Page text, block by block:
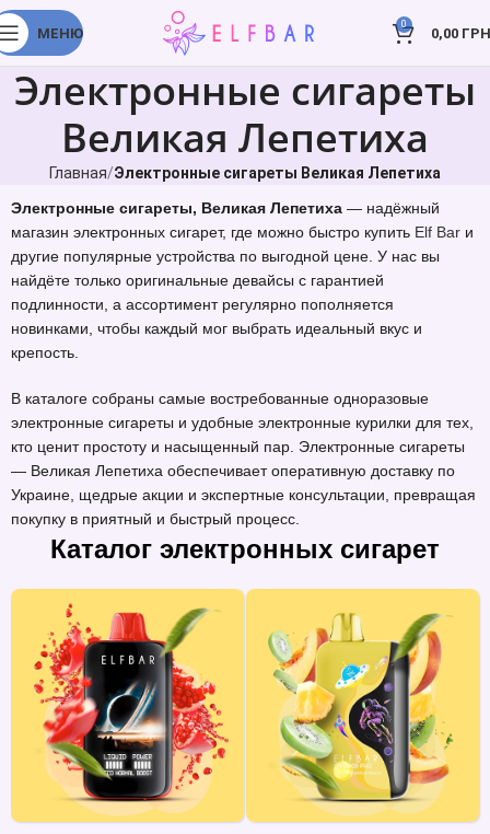
МЕНЮ
0
0,00
Электронные сигареты
Великая Лепетиха
Главная Электронные сигареты Великая Лепетиха
Электронные сигареты, Великая Лепетиха — надёжный
магазин электронных сигарет, где можно быстро купить Elf Bar и
другие популярные устройства по выгодной цене. У нас вы
найдёте только оригинальные девайсы с гарантией
подлинности, а ассортимент регулярно пополняется
новинками, чтобы каждый мог выбрать идеальный вкус и
крепость.
В каталоге собраны самые востребованные одноразовые
электронные сигареты и удобные электронные курилки для тех,
кто ценит простоту и насыщенный пар. Электронные сигареты
— Великая Лепетиха обеспечивает оперативную доставку по
Украине, щедрые акции и экспертные консультации, превращая
покупку в приятный и быстрый процесс.
Каталог электронных сигарет